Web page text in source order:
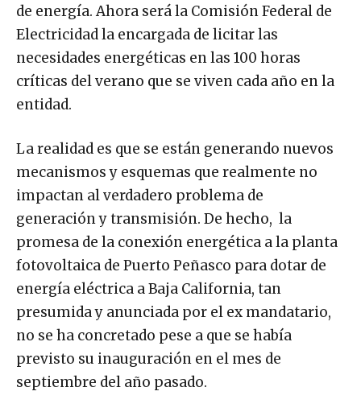
de energía. Ahora será la Comisión Federal de
Electricidad la encargada de licitar las
necesidades energéticas en las 100 horas
críticas del verano que se viven cada año en la
entidad.
La realidad es que se están generando nuevos
mecanismos y esquemas que realmente no
impactan al verdadero problema de
generación y transmisión. De hecho, la
promesa de la conexión energética a la planta
fotovoltaica de Puerto Peñasco para dotar de
energía eléctrica a Baja California, tan
presumida y anunciada por el ex mandatario,
no se ha concretado pese a que se había
previsto su inauguración en el mes de
septiembre del año pasado.